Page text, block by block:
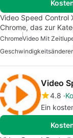
Video Speed Control
Chrome, das zur
ChromeVideo Mit
Geschwindigkeitsänderer
Video
4.8
Ein